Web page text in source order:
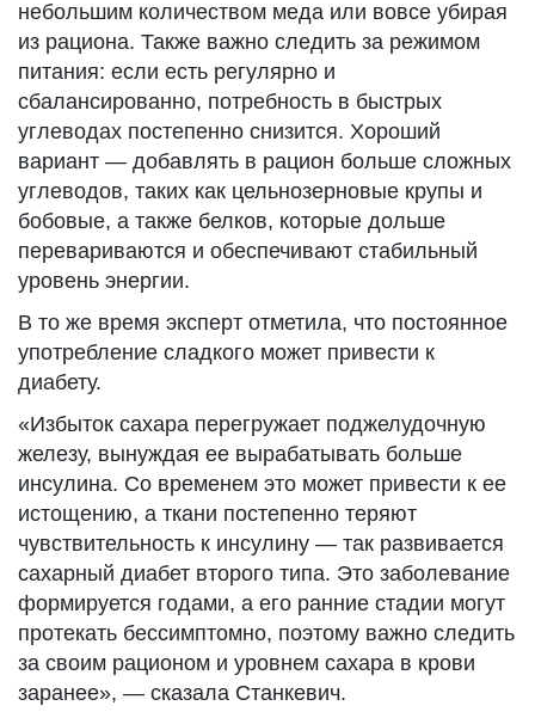
небольшим количеством меда или вовсе убирая
из рациона. Также важно следить за режимом
питания: если есть регулярно и
сбалансированно, потребность в быстрых
углеводах постепенно снизится. Хороший
вариант — добавлять в рацион больше сложных
углеводов, таких как цельнозерновые крупы и
бобовые, а также белков, которые дольше
перевариваются и обеспечивают стабильный
уровень энергии.
В то же время эксперт отметила, что постоянное
употребление сладкого может привести к
диабету.
«Избыток сахара перегружает поджелудочную
железу, вынуждая ее вырабатывать больше
инсулина. Со временем это может привести к ее
истощению, а ткани постепенно теряют
чувствительность к инсулину — так развивается
сахарный диабет второго типа. Это заболевание
формируется годами, а его ранние стадии могут
протекать бессимптомно, поэтому важно следить
за своим рационом и уровнем сахара в крови
заранее», — сказала Станкевич.